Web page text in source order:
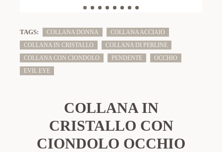
TAGS: COLLANA DONNA
COLLANA ACCIAIO
COLLANA IN CRISTALLO
COLLANA DI PERLINE
COLLANA CON CIONDOLO
PENDENTE
OCCHIO
EVIL EYE
COLLANA IN
CRISTALLO CON
CIONDOLO OCCHIO